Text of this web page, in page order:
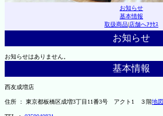
お知らせ
基本情報
取扱商品|店舗へｱｸｾｽ
お知らせ
お知らせはありません。
基本情報
西友成増店
住所 ： 東京都板橋区成増3丁目11番3号 アクト1 ３階地図